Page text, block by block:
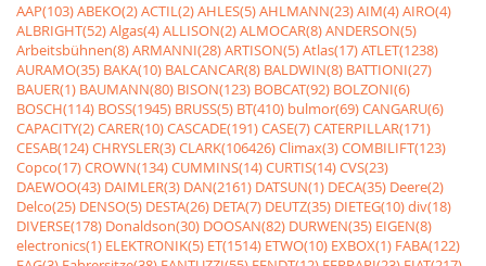
AAP(103)ABEKO(2)ACTIL(2)AHLES(5)AHLMANN(23)AIM(4)AIRO(4)
ALBRIGHT(52)Algas(4)ALLISON(2)ALMOCAR(8)ANDERSON(5)
Arbeitsbühnen(8)ARMANNI(28)ARTISON(5)Atlas(17)ATLET(1238)
AURAMO(35) BAKA(10) BALCANCAR(8) BALDWIN(8) BATTIONI(27)
BAUER(1) BAUMANN(80) BISON(123) BOBCAT(92) BOLZONI(6)
BOSCH(114) BOSS(1945) BRUSS(5) BT(410) bulmor(69)CANGARU(6)
CAPACITY(2)CARER(10)CASCADE(191)CASE(7)CATERPILLAR(171)
CESAB(124)CHRYSLER(3)CLARK(106426)Climax(3)COMBILIFT(123)
Copco(17)CROWN(134)CUMMINS(14)CURTIS(14)CVS(23)
DAEWOO(43) DAIMLER(3) DAN(2161) DATSUN(1) DECA(35) Deere(2)
Delco(25) DENSO(5) DESTA(26) DETA(7) DEUTZ(35) DIETEG(10)div(18)
DIVERSE(178) Donaldson(30) DOOSAN(82) DURWEN(35) EIGEN(8)
electronics(1) ELEKTRONIK(5) ET(1514) ETWO(10) EXBOX(1) FABA(122)